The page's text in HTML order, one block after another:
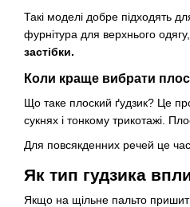
Такі моделі добре підходять
фурнітура для верхнього
застібки.
Коли краще вибрати
Що таке плоский ґудзик? Це
сукнях і тонкому трикотажі.
Для повсякденних речей це
Як тип гудзика
Якщо на щільне пальто